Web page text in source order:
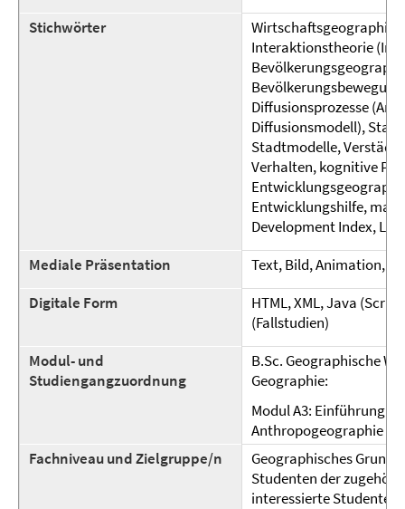
Stichwörter
Wirtschaftsgeographie
Interaktionstheorie
Diffusionsprozesse
Diffusionsmodell),
Stadtmodelle,
Verhalten, kognitive
Entwicklungshilfe,
Development Index,
Mediale Präsentation
Text, Bild, Animation,
Digitale Form
HTML, XML, Java
(Fallstudien)
Modul- und
Studiengangzuordnung
B.Sc. Geographische
Geographie:
Modul A3: Einführung
Anthropogeographie
Fachniveau und Zielgruppe/n
Geographisches
Studenten der
interessierte Studenten